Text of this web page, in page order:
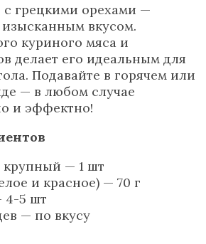
с грецкими орехами —
вкусом.
куриного мяса и
делает его идеальным для
Подавайте в горячем или
— в любом случае
и эффектно!
— 1 шт
и красное) — 70 г
4-5 шт
— по вкусу